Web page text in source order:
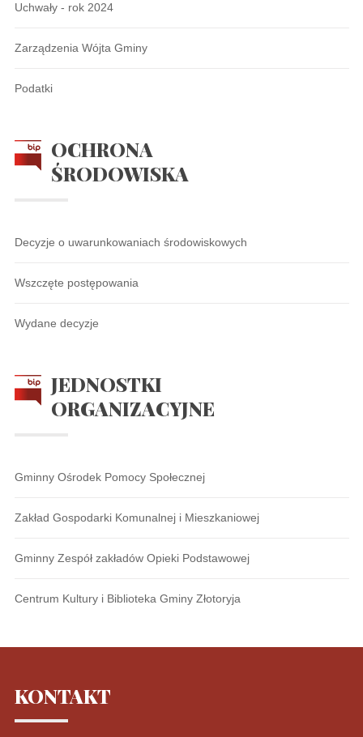
Uchwały - rok 2024
Zarządzenia Wójta Gminy
Podatki
OCHRONA
ŚRODOWISKA
Decyzje o uwarunkowaniach środowiskowych
Wszczęte postępowania
Wydane decyzje
JEDNOSTKI
ORGANIZACYJNE
Gminny Ośrodek Pomocy Społecznej
Zakład Gospodarki Komunalnej i Mieszkaniowej
Gminny Zespół zakładów Opieki Podstawowej
Centrum Kultury i Biblioteka Gminy Złotoryja
KONTAKT